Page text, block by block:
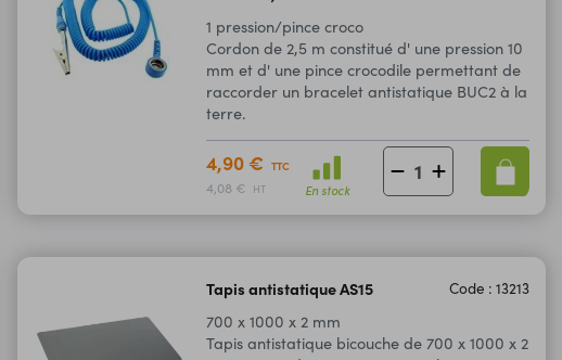
1 pression/pince croco
Cordon de 2,5 m constitué d' une pression 10
mm et d' une pince crocodile permettant de
raccorder un bracelet antistatique BUC2 à la
terre.
4,90 € TTC
4,08 € HT En stock
Tapis antistatique AS15 Code : 13213
700 x 1000 x 2 mm
Tapis antistatique bicouche de 700 x 1000 x 2